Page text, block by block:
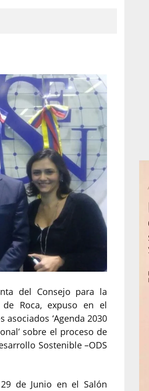
del Consejo para la
de Roca, expuso en el
‘Agenda 2030
sobre el proceso de
Sostenible –ODS
de Junio en el Salón